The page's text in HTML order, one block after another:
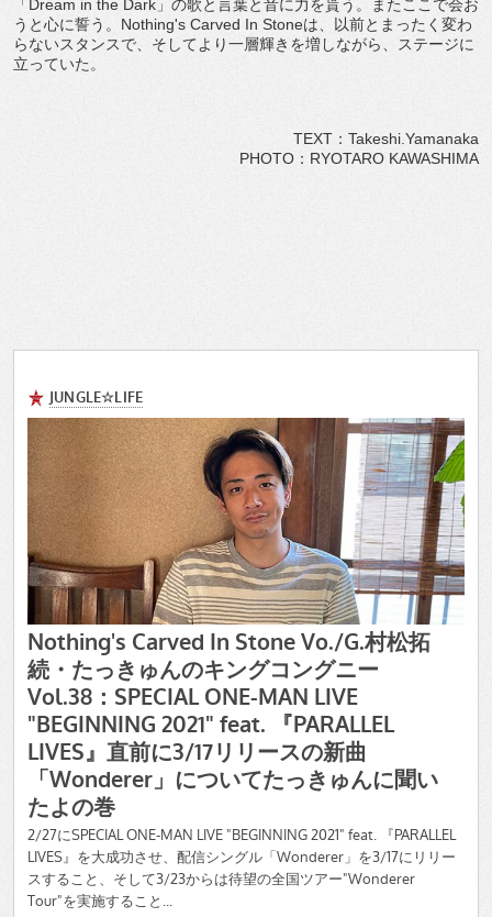
「Dream in the Dark」の歌と言葉と音に力を貰う。またここで会お
うと心に誓う。Nothing's Carved In Stoneは、以前とまったく変わ
らないスタンスで、そしてより一層輝きを増しながら、ステージに
立っていた。
TEXT：Takeshi.Yamanaka
PHOTO：RYOTARO KAWASHIMA